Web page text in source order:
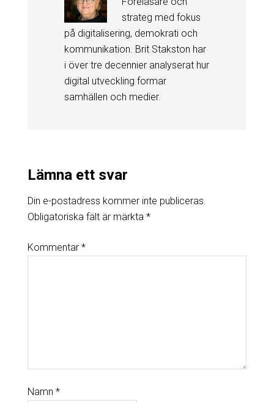
strateg med fokus
på digitalisering, demokrati och
kommunikation. Brit Stakston har
i över tre decennier analyserat hur
digital utveckling formar
samhällen och medier.
Lämna ett svar
Din e-postadress kommer inte publiceras.
Obligatoriska fält är märkta *
Kommentar *
Namn *